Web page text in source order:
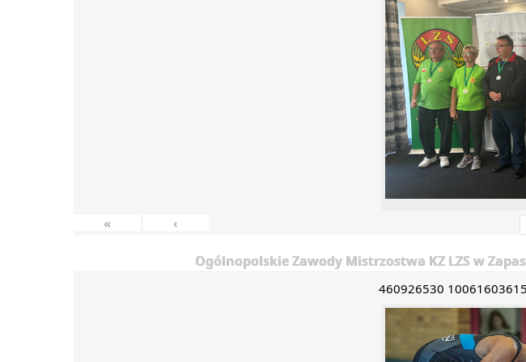
« ‹
Ogólnopolskie Zawody Mistrzostwa KZ LZS w
460926530